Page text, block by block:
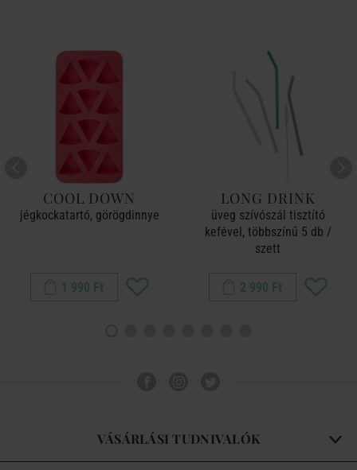
COOL DOWN
jégkockatartó, görögdinnye
1 990 Ft
LONG DRINK
üveg szívószál tisztító
kefével, többszínű 5 db /
szett
2 990 Ft
VÁSÁRLÁSI TUDNIVALÓK